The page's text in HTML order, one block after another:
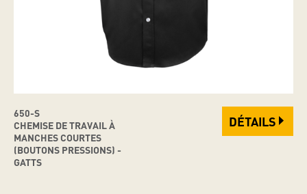
650-S
CHEMISE DE TRAVAIL À
MANCHES COURTES
(BOUTONS PRESSIONS) -
GATTS
DÉTAILS